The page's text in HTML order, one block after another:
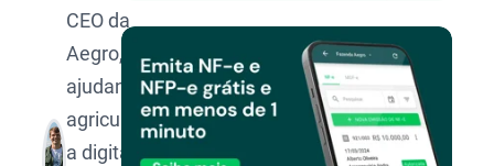
CEO da
Aegro,
ajudando os
agricultores
a digitalizar